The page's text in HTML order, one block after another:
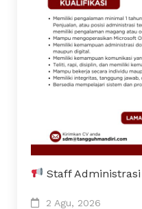
Staff
2 Agu, 2026